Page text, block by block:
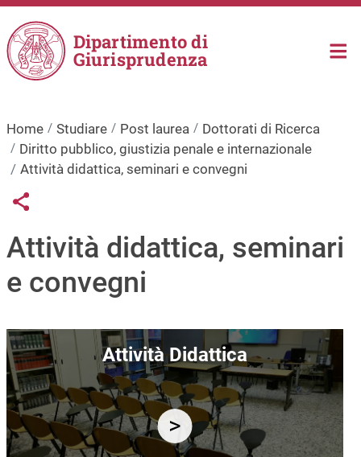
Salta al contenuto principale
Dipartimento di
Giurisprudenza
Home Studiare Post laurea
Dottorati di Ricerca
Diritto pubblico, giustizia penale e internazionale
Attività didattica, seminari e convegni
Links condivisione social
Share button
Attività didattica, seminari
e convegni
Immagine
Attività Didattica